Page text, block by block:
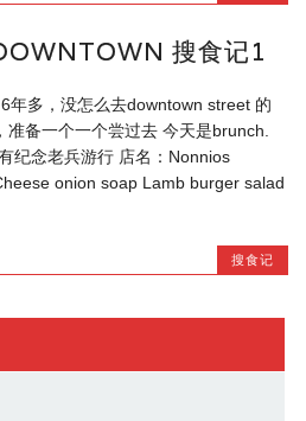
搜食记1
年多，没怎么去downtown street 的
备一个一个尝过去 今天是brunch.
纪念老兵游行 店名：Nonnios
onion soap Lamb burger salad
搜食记